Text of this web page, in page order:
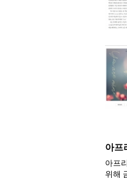
아프
아프
위해